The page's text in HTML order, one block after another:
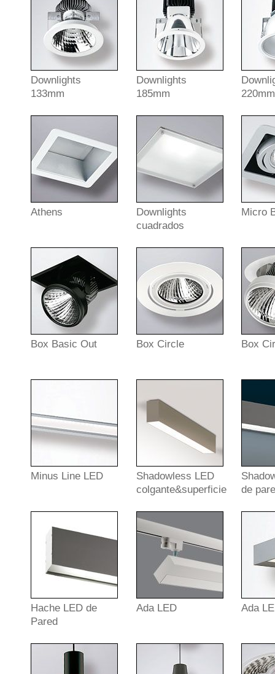
Downlights
133mm
Downlights
185mm
220mm
Athens
Downlights
cuadrados
Micro
Box Basic Out Box Circle Box
Minus Line LED
Shadowless LED
colgante&superficie
de
Hache LED de
Pared
Ada LED Ada